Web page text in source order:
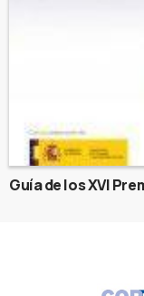
Guía de los XVI